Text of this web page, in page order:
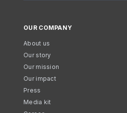
OUR COMPANY
About us
Our story
Our mission
Our impact
Press
Media kit